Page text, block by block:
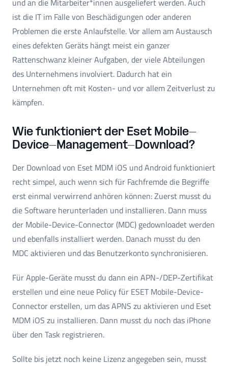
und an die Mitarbeiter*innen ausgeliefert werden. Auch
ist die IT im Falle von Beschädigungen oder anderen
Problemen die erste Anlaufstelle. Vor allem am Austausch
eines defekten Geräts hängt meist ein ganzer
Rattenschwanz kleiner Aufgaben, der viele Abteilungen
des Unternehmens involviert. Dadurch hat ein
Unternehmen oft mit Kosten- und vor allem Zeitverlust zu
kämpfen.
Wie funktioniert der Eset Mobile-
Device-Management-Download?
Der Download von Eset MDM iOS und Android funktioniert
recht simpel, auch wenn sich für Fachfremde die Begriffe
erst einmal verwirrend anhören können: Zuerst musst du
die Software herunterladen und installieren. Dann muss
der Mobile-Device-Connector (MDC) gedownloadet werden
und ebenfalls installiert werden. Danach musst du den
MDC aktivieren und das Benutzerkonto synchronisieren.
Für Apple-Geräte musst du dann ein APN-/DEP-Zertifikat
erstellen und eine neue Policy für ESET Mobile-Device-
Connector erstellen, um das APNS zu aktivieren und Eset
MDM iOS zu installieren. Dann musst du noch das iPhone
über den Task registrieren.
Sollte bis jetzt noch keine Lizenz angegeben sein, musst